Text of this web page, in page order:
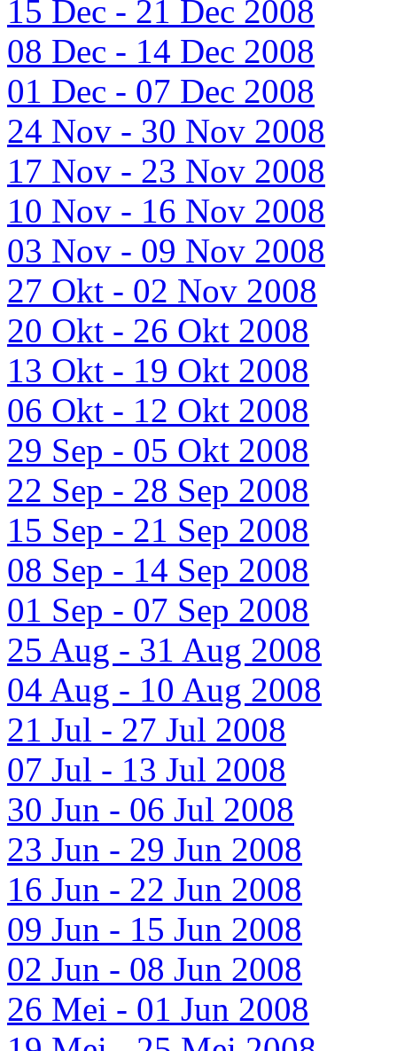
15 Dec - 21 Dec 2008
08 Dec - 14 Dec 2008
01 Dec - 07 Dec 2008
24 Nov - 30 Nov 2008
17 Nov - 23 Nov 2008
10 Nov - 16 Nov 2008
03 Nov - 09 Nov 2008
27 Okt - 02 Nov 2008
20 Okt - 26 Okt 2008
13 Okt - 19 Okt 2008
06 Okt - 12 Okt 2008
29 Sep - 05 Okt 2008
22 Sep - 28 Sep 2008
15 Sep - 21 Sep 2008
08 Sep - 14 Sep 2008
01 Sep - 07 Sep 2008
25 Aug - 31 Aug 2008
04 Aug - 10 Aug 2008
21 Jul - 27 Jul 2008
07 Jul - 13 Jul 2008
30 Jun - 06 Jul 2008
23 Jun - 29 Jun 2008
16 Jun - 22 Jun 2008
09 Jun - 15 Jun 2008
02 Jun - 08 Jun 2008
26 Mei - 01 Jun 2008